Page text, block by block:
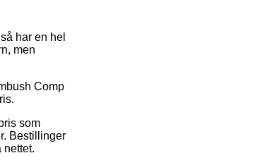
har en hel
men
Comp
som
Bestillinger
nettet.